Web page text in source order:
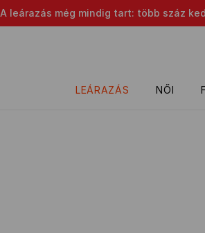
A leárazás még mindig tart: több száz
LEÁRAZÁS NŐI